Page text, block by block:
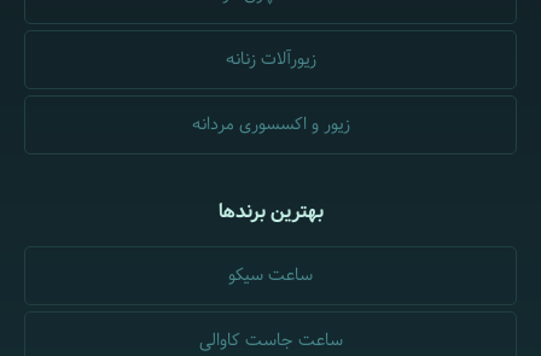
زیورآلات زنانه
زیور و اکسسوری مردانه
بهترین برندها
ساعت سیکو
ساعت جاست کاوالی